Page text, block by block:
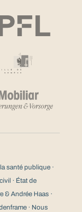
santé publique ·
· État de
& Andrée Haas ·
· Nous